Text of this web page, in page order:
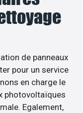
de panneaux
pour un service
en charge le
photovoltaïques
Egalement,